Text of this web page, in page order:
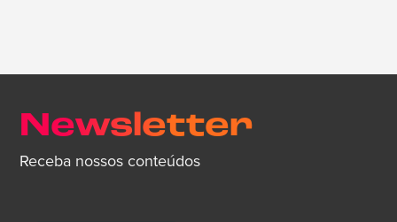
Newsletter
Receba nossos conteúdos